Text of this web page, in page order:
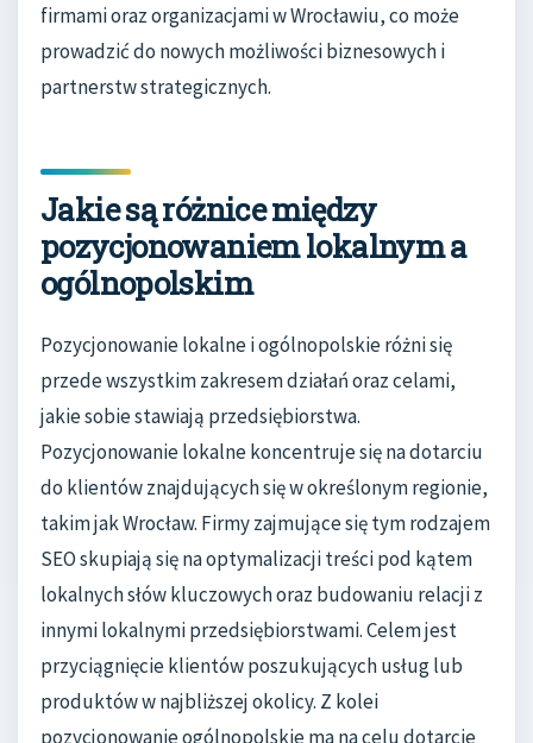
firmami oraz organizacjami w Wrocławiu, co może
prowadzić do nowych możliwości biznesowych i
partnerstw strategicznych.
Jakie są różnice między
pozycjonowaniem lokalnym a
ogólnopolskim
Pozycjonowanie lokalne i ogólnopolskie różni się
przede wszystkim zakresem działań oraz celami,
jakie sobie stawiają przedsiębiorstwa.
Pozycjonowanie lokalne koncentruje się na dotarciu
do klientów znajdujących się w określonym regionie,
takim jak Wrocław. Firmy zajmujące się tym rodzajem
SEO skupiają się na optymalizacji treści pod kątem
lokalnych słów kluczowych oraz budowaniu relacji z
innymi lokalnymi przedsiębiorstwami. Celem jest
przyciągnięcie klientów poszukujących usług lub
produktów w najbliższej okolicy. Z kolei
pozycjonowanie ogólnopolskie ma na celu dotarcie